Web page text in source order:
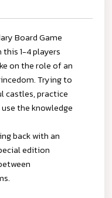
Board Game
this 1-4 players
on the role of an
Trying to
castles, practice
the knowledge
back with an
edition